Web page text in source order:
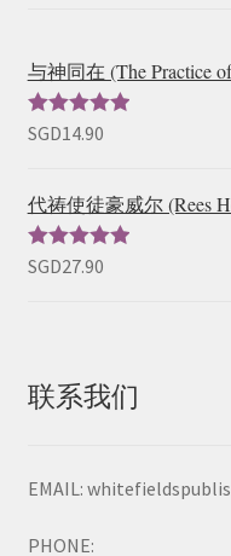
与神同在 (The Practice
评分 5.00
SGD14.90
代祷使徒豪威尔 (Rees
评分5.00
SGD27.90
联系我们
EMAIL:
PHONE: